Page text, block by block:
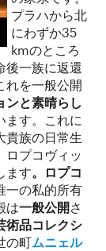
プラハから北
にわずか35
kmのところ
後一族に返還
れを一般公開
ンと素晴らし
ます。これに
貴族の日常生
ロプコヴィッ
ます。ロプコ
一の私的所有
は一般公開さ
術品コレクシ
の町ムニェル